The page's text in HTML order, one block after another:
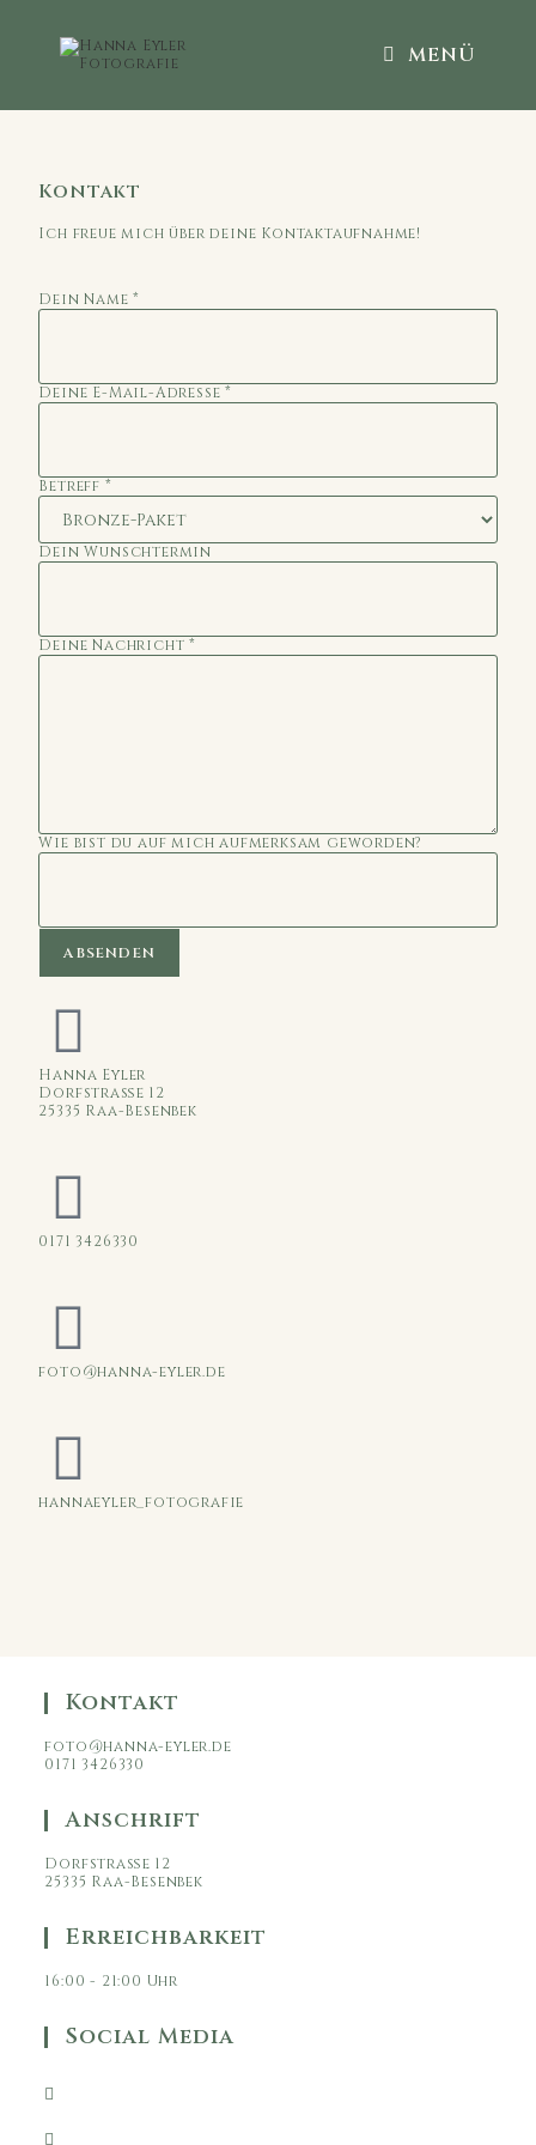
MENÜ
Kontakt
Ich freue mich über deine Kontaktaufnahme!
Dein Name*
Deine E-Mail-Adresse*
Betreff *
Dein Wunschtermin
Deine Nachricht*
Wie bist du auf mich aufmerksam geworden?
ABSENDEN
Hanna Eyler
Dorfstraße 12
25335 Raa-Besenbek
0171 3426330
foto@hanna-eyler.de
hannaeyler_fotografie
Kontakt
foto@hanna-eyler.de
0171 3426330
Anschrift
Dorfstraße 12
25335 Raa-Besenbek
Erreichbarkeit
16:00 - 21:00 Uhr
Social Media